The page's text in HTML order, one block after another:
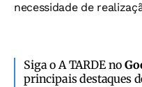
necessidade de
Siga o A TARDE no
principais destaques